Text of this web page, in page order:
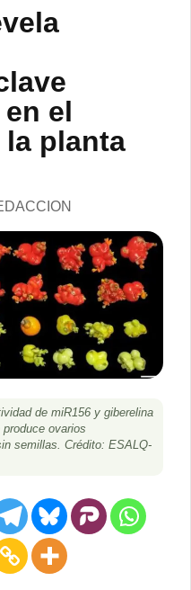
el
planta
de miR156 y giberelina
ovarios
semillas. Crédito: ESALQ-